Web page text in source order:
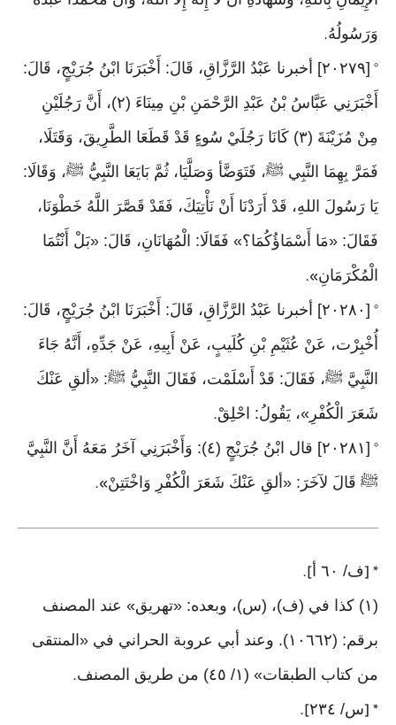
وَرَسُولُهُ.
°
[٢٠٢٧٩] أخبرنا عَبْدُ الرَّزَّاقِ، قَالَ: أَخْبَرَنَا ابْنُ جُرَيْجٍ، قَالَ:
أَخْبَرَنِي عَبَّاسُ بْنُ عَبْدِ الرَّحْمَنِ بْنِ مِينَاءَ (٢)، أَنَّ رَجُلَيْنِ
مِنْ مُزَيْنَةَ (٣) كَانَا رَجُلَيْ سُوءٍ قَدْ قَطَعَا الطَّرِيقَ، وَقَتَلَا،
فَمَرَّ بِهِمَا النَّبِي ﷺ، فَتَوَضَّأ وَصَلَّيَا، ثُمَّ بَايَعَا النَّبِيُّ ﷺ، وَقَالَا:
يَا رَسُولَ اللهِ، قَدْ أَرَدْنَا أَنْ نَأْتِيَكَ، فَقَدْ قَصَّرَ اللَّهُ خَطْوَنَا،
فَقَالَ: «مَا أَسْمَاؤُكُمَا؟» فَقَالَا: الْمُهَانَانِ، قَالَ: «بَلْ أَنْتُمَا
الْمُكْرَمَانِ».
°
[٢٠٢٨٠] أخبرنا عَبْدُ الرَّزَّاقِ، قَالَ: أَخْبَرَنَا ابْنُ جُرَيْجٍ، قَالَ:
أُخْبِرْت، عَنْ عُثَيْمِ بْنِ كُلَيبٍ، عَنْ أَبِيهِ، عَنْ جَدِّهِ، أَنَّهُ جَاءَ
النَّبِيَّ ﷺ، فَقَالَ: قَدْ أَسْلَمْت، فَقَالَ النَّبِيُّ ﷺ: «ألقِ عَنْكَ
شَعَرَ الْكُفْرِ»، يَقُولُ: احْلِقْ.
°
[٢٠٢٨١] قال ابْنُ جُرَيْجٍ (٤): وَأَخْبَرَنِي آخَرُ مَعَهُ أَنَّ النَّبِيَّ
ﷺ قَالَ لآخَرَ: «ألقِ عَنْكَ شَعَرَ الْكُفْرِ وَاخْتَتِنْ».
* [ف/ ٦٠ أ ].
(١) كذا في (ف)، (س)، وبعده: «تهريق» عند المصنف
برقم: (١٠٦٦٢). وعند أبي عروبة الحراني في «المنتقى
من كتاب الطبقات» (١/ ٤٥) من طريق المصنف
.
* [س/ ٢٣٤ ].